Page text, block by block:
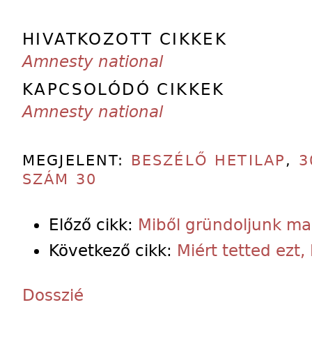
HIVATKOZOTT CIKKEK
Amnesty national
KAPCSOLÓDÓ CIKKEK
Amnesty national
MEGJELENT: BESZÉLŐ HETILAP ,
SZÁM 30
Előző cikk: Miből gründoljunk
Következő cikk: Miért tetted ezt,
Dosszié